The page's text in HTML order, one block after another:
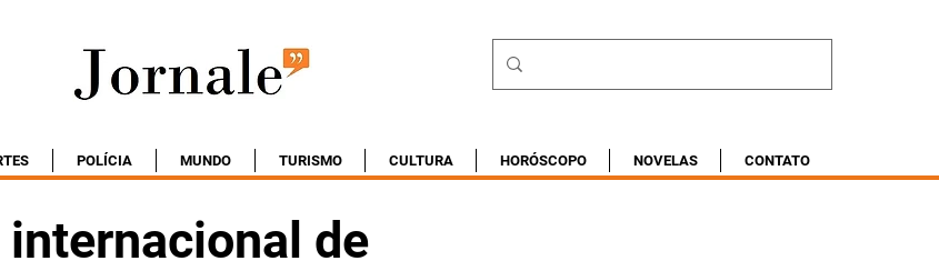
POLÍCIA MUNDO TURISMO CULTURA HORÓSCOPO NOVELAS CONTATO
de